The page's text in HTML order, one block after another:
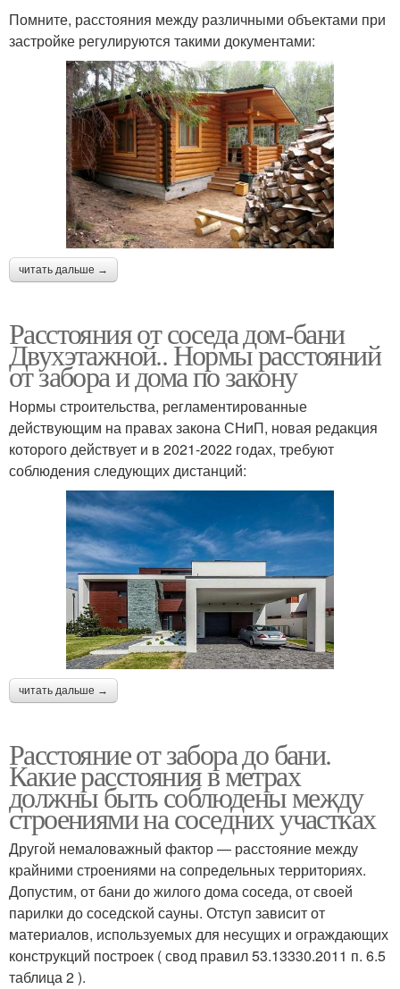
Помните, расстояния между различными объектами при
застройке регулируются такими документами:
читать дальше →
Расстояния от соседа дом-бани
Двухэтажной.. Нормы расстояний
от забора и дома по закону
Нормы строительства, регламентированные
действующим на правах закона СНиП, новая редакция
которого действует и в 2021-2022 годах, требуют
соблюдения следующих дистанций:
читать дальше →
Расстояние от забора до бани.
Какие расстояния в метрах
должны быть соблюдены между
строениями на соседних участках
Другой немаловажный фактор — расстояние между
крайними строениями на сопредельных территориях.
Допустим, от бани до жилого дома соседа, от своей
парилки до соседской сауны. Отступ зависит от
материалов, используемых для несущих и ограждающих
конструкций построек ( свод правил 53.13330.2011 п. 6.5
таблица 2 ).